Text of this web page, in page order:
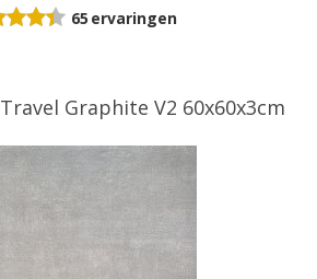
65 ervaringen
Graphite V2 60x60x3cm